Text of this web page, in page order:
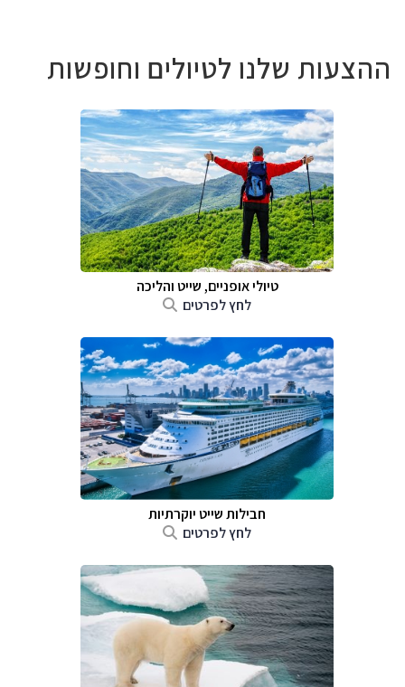
ההצעות שלנו לטיולים וחופשות
טיולי אופניים, שייט והליכה
לחץ לפרטים
חבילות שייט יוקרתיות
לחץ לפרטים